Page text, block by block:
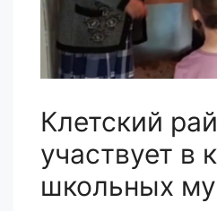
Клетский
участвует в
школьных